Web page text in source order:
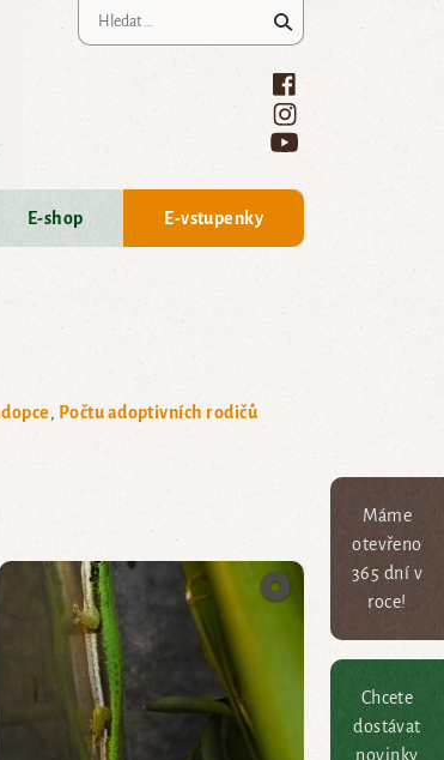
Máme
otevřeno
365 dní v
roce!
Chcete
dostávat
novinky
E-shop E-vstupenky
Počtu adoptivních rodičů